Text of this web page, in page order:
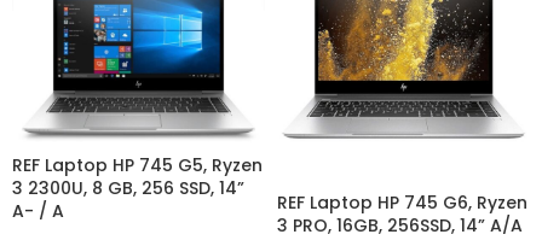
REF Laptop HP 745 G5, Ryzen
3 2300U, 8 GB, 256 SSD, 14”
A- / A
REF Laptop HP 745 G6, Ryzen
3 PRO, 16GB, 256SSD, 14” A/A